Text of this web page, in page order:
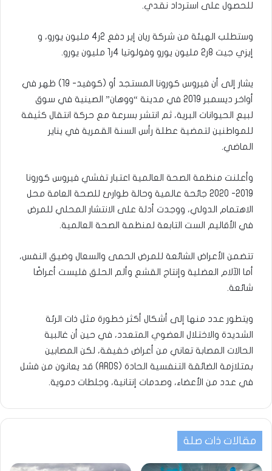
للحصول على استرداد نقدي.
وستطلب الهيئة من شركة ريان إير دفع 2ر4 مليون يورو، و
إيزي جيت 8ر2 مليون يورو وفولوتيا 4ر1 مليون يورو.
يشار إلى أن فيروس كورونا المستجد أو (كوفيد- 19) ظهر في
أواخر ديسمبر 2019 في مدينة “ووهان” الصينية في سوق
لبيع الحيوانات البرية، ثم انتشر بسرعة مع حركة انتقال كثيفة
للمواطنين لتمضية عطلة رأس السنة القمرية في يناير
الماضي.
وأعلنت منظمة الصحة العالمية اعتبار تفشي فيروس كورونا
2019- 2020 جائحة عالمية وحالة طوارئ للصحة العامة محل
الاهتمام الدولي، ووجدت أدلة على الانتشار المحلي للمرض
في الأقاليم الست التابعة لمنظمة الصحة العالمية.
تتضمن الأعراض الشائعة للمرض الحمى والسعال وضيق النفس،
أما الآلام العضلية وإنتاج القشع وألم الحلق فليست أعراضًا
شائعة.
ويتطور عدد منها إلى أشكال أكثر خطورة مثل ذات الرئة
الشديدة والاختلال العضوي المتعدد، في حين أن غالبية
الحالات المصابة تعاني من أعراض خفيفة، لكن المصابين
بمتلازمة الضائقة التنفسية الحادة (ARDS) قد يعانون من فشل
في عدد من الأعضاء، وصدمات إنتانية، وجلطات دموية.
مقالات ذات صلة